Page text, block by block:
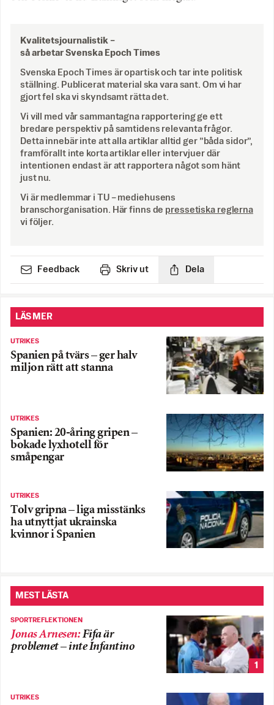
Kvalitetsjournalistik –
så arbetar Svenska Epoch Times
Svenska Epoch Times är opartisk och tar inte politisk
ställning. Publicerat material ska vara sant. Om vi har
gjort fel ska vi skyndsamt rätta det.
Vi vill med vår sammantagna rapportering ge ett
bredare perspektiv på samtidens relevanta frågor.
Detta innebär inte att alla artiklar alltid ger ”båda sidor”,
framförallt inte korta artiklar eller intervjuer där
intentionen endast är att rapportera något som hänt
just nu.
Vi är medlemmar i TU – mediehusens
branschorganisation. Här finns de pressetiska reglerna
vi följer.
Feedback Skriv ut Dela
LÄS MER
UTRIKES
Spanien på tvärs – ger halv
miljon rätt att stanna
UTRIKES
Spanien: 20-åring gripen –
bokade lyxhotell för
småpengar
UTRIKES
Tolv gripna – liga misstänks
ha utnyttjat ukrainska
kvinnor i Spanien
MEST LÄSTA
SPORTREFLEKTIONEN
Jonas Arnesen:Fifa är
problemet – inte Infantino
1
UTRIKES